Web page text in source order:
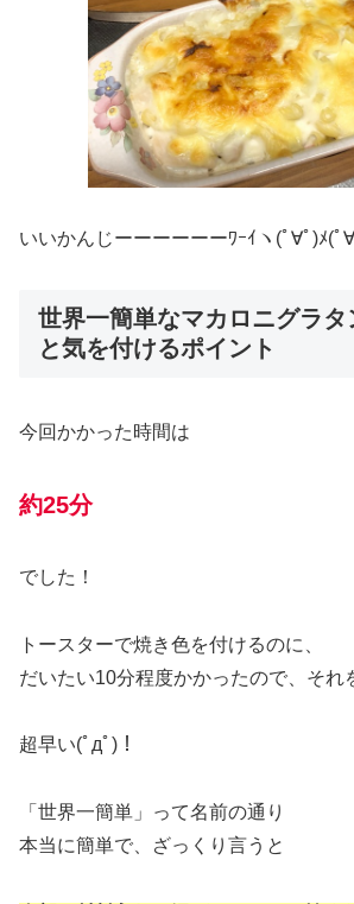
いいかんじーーーーーーﾜｰｲヽ(ﾟ∀ﾟ)ﾒ(ﾟ
世界一簡単なマカロニグラ
と気を付けるポイント
今回かかった時間は
約25分
でした！
トースターで焼き色を付けるのに、
だいたい10分程度かかったので、それ
超早い(ﾟдﾟ)！
「世界一簡単」って名前の通り
本当に簡単で、ざっくり言うと